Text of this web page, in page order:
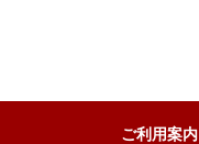
ご利用案内